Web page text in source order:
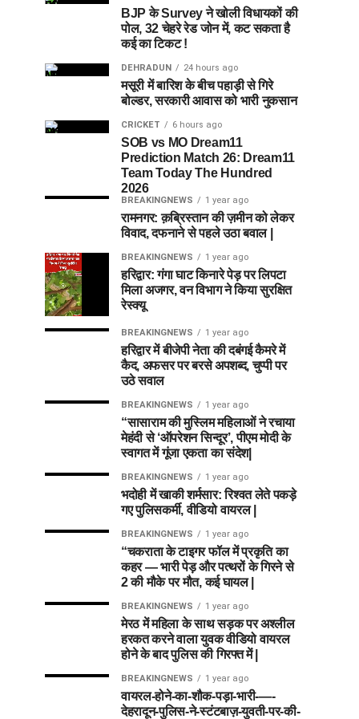
BJP के Survey ने खोली विधायकों की
पोल, 32 चेहरे रेड जोन में, कट सकता है
कई का टिकट !
DEHRADUN 24 hours ago
मसूरी में बारिश के बीच पहाड़ी से गिरे
बोल्डर, सरकारी आवास को भारी नुकसान
CRICKET 6 hours ago
SOB vs MO Dream11
Prediction Match 26: Dream11
Team Today The Hundred
2026
BREAKINGNEWS 1 year ago
रामनगर: क़ब्रिस्तान की ज़मीन को लेकर
विवाद, दफनाने से पहले उठा बवाल |
BREAKINGNEWS 1 year ago
हरिद्वार: गंगा घाट किनारे पेड़ पर लिपटा
मिला अजगर, वन विभाग ने किया सुरक्षित
रेस्क्यू
BREAKINGNEWS 1 year ago
हरिद्वार में बीजेपी नेता की दबंगई कैमरे में
कैद, अफसर पर बरसे अपशब्द, चुप्पी पर
उठे सवाल
BREAKINGNEWS 1 year ago
“सासाराम की मुस्लिम महिलाओं ने रचाया
मेहंदी से ‘ऑपरेशन सिन्दूर’, पीएम मोदी के
स्वागत में गूंजा एकता का संदेश|
BREAKINGNEWS 1 year ago
भदोही में खाकी शर्मसार: रिश्वत लेते पकड़े
गए पुलिसकर्मी, वीडियो वायरल |
BREAKINGNEWS 1 year ago
“चकराता के टाइगर फॉल में प्रकृति का
कहर — भारी पेड़ और पत्थरों के गिरने से
2 की मौके पर मौत, कई घायल |
BREAKINGNEWS 1 year ago
मेरठ में महिला के साथ सड़क पर अश्लील
हरकत करने वाला युवक वीडियो वायरल
होने के बाद पुलिस की गिरफ्त में |
BREAKINGNEWS 1 year ago
वायरल-होने-का-शौक-पड़ा-भारी-—-
देहरादून-पुलिस-ने-स्टंटबाज़-युवती-पर-की-